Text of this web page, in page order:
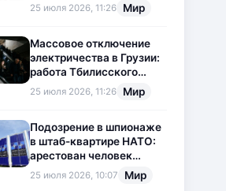
25 июля 2026, 11:26 Мир
Массовое отключение
электричества в Грузии:
работа Тбилисского
метрополитена
приостановлена
25 июля 2026, 11:26 Мир
Подозрение в шпионаже
в штаб-квартире НАТО:
арестован человек
китайского
происхождения
25 июля 2026, 10:07 Мир